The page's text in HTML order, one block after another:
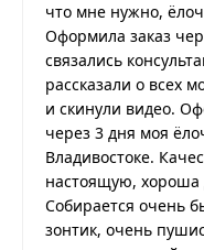
что мне нужно,
Оформила заказ
связались
рассказали о всех
и скинули видео.
через 3 дня моя
Владивостоке.
настоящую, хороша
Собирается очень
зонтик, очень